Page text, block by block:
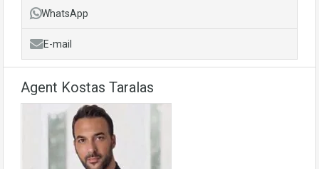
WhatsApp
E-mail
Agent Kostas Taralas